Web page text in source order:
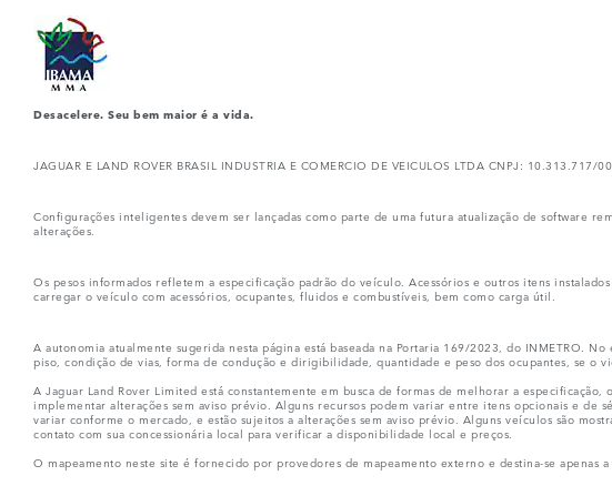
Desacelere. Seu bem maior é a vida.
JAGUAR E LAND ROVER BRASIL INDUSTRIA E COMERCIO DE VEICULOS LTDA CNPJ:
Configurações inteligentes devem ser lançadas como parte de uma futura atualização de software
alterações.
Os pesos informados refletem a especificação padrão do veículo. Acessórios e outros itens
carregar o veículo com acessórios, ocupantes, fluidos e combustíveis, bem como carga útil.
A autonomia atualmente sugerida nesta página está baseada na Portaria 169/2023, do INMETRO.
piso, condição de vias, forma de condução e dirigibilidade, quantidade e peso dos ocupantes, se
A Jaguar Land Rover Limited está constantemente em busca de formas de melhorar a
implementar alterações sem aviso prévio. Alguns recursos podem variar entre itens opcionais e de
variar conforme o mercado, e estão sujeitos a alterações sem aviso prévio. Alguns veículos são
contato com sua concessionária local para verificar a disponibilidade local e preços.
O mapeamento neste site é fornecido por provedores de mapeamento externo e destina-se apenas a